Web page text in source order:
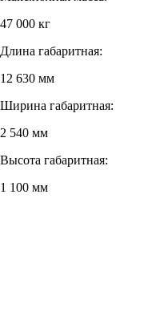
47 000 кг
Длина габаритная:
12 630 мм
Ширина габаритная:
2 540 мм
Высота габаритная:
1 100 мм